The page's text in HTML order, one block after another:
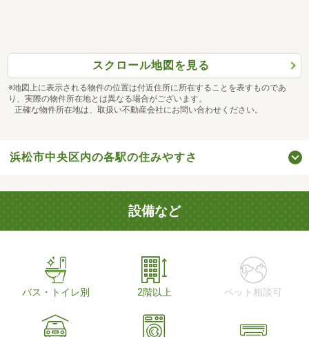
スクロール地図を見る
※地図上に表示される物件の位置は付近住所に所在することを表すものであ
り、実際の物件所在地とは異なる場合がございます。
正確な物件所在地は、取扱い不動産会社にお問い合わせください。
浜松市中央区内の各駅の住みやすさ
設備など
バス・トイレ別 2階以上 ペット相談可